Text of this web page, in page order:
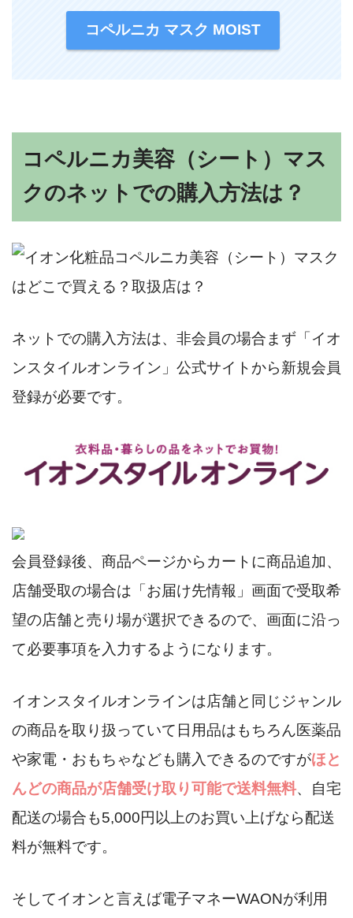
コペルニカ マスク MOIST
コペルニカ美容（シート）マス
クのネットでの購入方法は？
ネットでの購入方法は、非会員の場合まず「イオ
ンスタイルオンライン」公式サイトから新規会員
登録が必要です。
会員登録後、商品ページからカートに商品追加、
店舗受取の場合は「お届け先情報」画面で受取希
望の店舗と売り場が選択できるので、画面に沿っ
て必要事項を入力するようになります。
イオンスタイルオンラインは店舗と同じジャンル
の商品を取り扱っていて日用品はもちろん医薬品
や家電・おもちゃなども購入できるのですがほと
んどの商品が店舗受け取り可能で送料無料、自宅
配送の場合も5,000円以上のお買い上げなら配送
料が無料です。
そしてイオンと言えば電子マネーWAONが利用